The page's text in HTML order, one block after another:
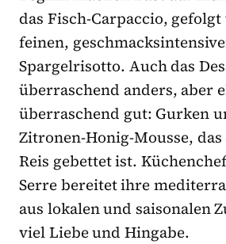
das Fisch-Carpaccio,
feinen,
Spargelrisotto. Auch das
überraschend anders, aber
überraschend gut: Gurken
Zitronen-Honig-Mousse,
Reis gebettet ist.
Serre bereitet ihre
aus lokalen und saisonalen
viel Liebe und Hingabe.